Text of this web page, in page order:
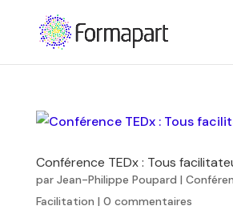
Conférence TEDx : Tous
par Jean-Philippe Poupard |
Facilitation | 0 commentaires